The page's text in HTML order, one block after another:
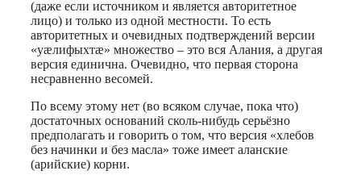
(даже если источником и является авторитетное
лицо) и только из одной местности. То есть
авторитетных и очевидных подтверждений версии
«уæлифыхтæ» множество – это вся Алания, а другая
версия единична. Очевидно, что первая сторона
несравненно весомей.
По всему этому нет (во всяком случае, пока что)
достаточных оснований сколь-нибудь серьёзно
предполагать и говорить о том, что версия «хлебов
без начинки и без масла» тоже имеет аланские
(арийские) корни.